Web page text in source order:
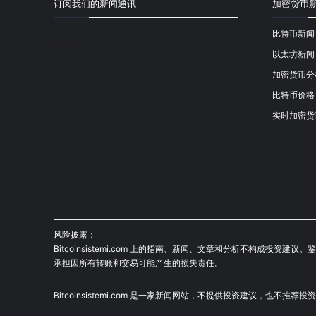
订阅我们的新闻通讯 加密货币
比特币新闻
以太坊新闻
加密货币
比特币价格
实时加密
风险披露：
Bitcoinsistemi.com 上的指南、新闻、文章和分析不构成投资建议。
承担因所有转账和交易可能产生的损失责任。
Bitcoinsistemi.com 是一家新闻网站，不提供投资建议，也不推荐投